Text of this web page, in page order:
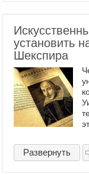
установить
Шекспира
Развернуть